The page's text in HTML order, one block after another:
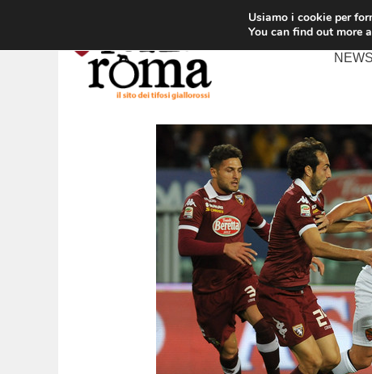
contenuto
NEWS
Usiamo i cookie per
You can find out more